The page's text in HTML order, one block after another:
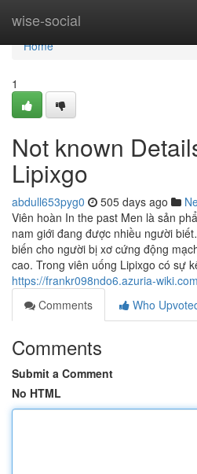
wise-social
Home
Home
1
Not known
Lipixgo
abdull653pyg0 505 days ago
Viên hoàn In the past Men là sản
nam giới đang được nhiều người
biến cho người bị xơ cứng động
cao. Trong viên uống Lipixgo có sự
https://frankr098ndo6.azuria-
Comments
Who
Comments
Submit a Comment
No HTML